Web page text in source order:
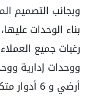
وبجانب التصميم
بناء الوحدات
رغبات جميع
ووحدات إدارية
أرضي و 6 أدوار متكررة، وتم تقسيمهم علي النحو التالي: